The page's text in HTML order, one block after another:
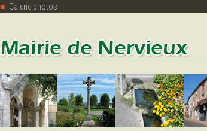
Galerie photos